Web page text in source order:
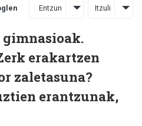
Entzun Itzuli
gimnasioak.
erakartzen
zaletasuna?
erantzunak,